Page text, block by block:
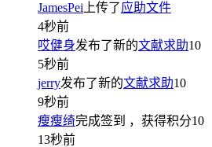
JamesPei 上传了应助文件
4秒前
哎健身发布了新的文献求助10
5秒前
jerry发布了新的文献求助10
9秒前
瘦瘦绮完成签到 ，获得积分10
13秒前